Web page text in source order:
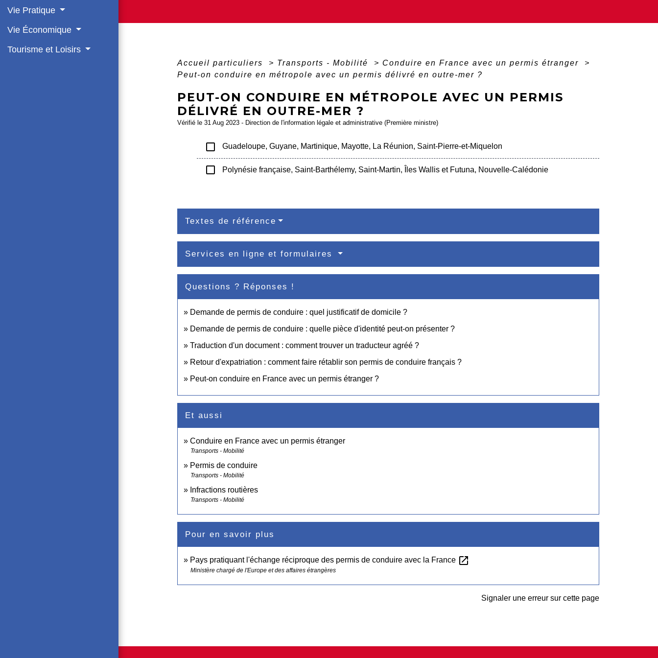
Vie Pratique
Vie Économique
Tourisme et Loisirs
Accueil particuliers > Transports - Mobilité > Conduire en France avec un permis étranger
>
Peut-on conduire en métropole avec un permis délivré en outre-mer ?
PEUT-ON CONDUIRE EN MÉTROPOLE AVEC UN PERMIS
DÉLIVRÉ EN OUTRE-MER ?
Vérifié le 31 Aug 2023 - Direction de l'information légale et administrative (Première ministre)
check_box_outline_blank Guadeloupe, Guyane, Martinique, Mayotte, La Réunion, Saint-Pierre-et-Miquelon
check_box_outline_blank Polynésie française, Saint-Barthélemy, Saint-Martin, Îles Wallis et Futuna, Nouvelle-Calédonie
Textes de référence
Services en ligne et formulaires
Questions ? Réponses !
Demande de permis de conduire : quel justificatif de domicile ?
Demande de permis de conduire : quelle pièce d'identité peut-on présenter ?
Traduction d'un document : comment trouver un traducteur agréé ?
Retour d'expatriation : comment faire rétablir son permis de conduire français ?
Peut-on conduire en France avec un permis étranger ?
Et aussi
Conduire en France avec un permis étranger
Transports - Mobilité
Permis de conduire
Transports - Mobilité
Infractions routières
Transports - Mobilité
Pour en savoir plus
Pays pratiquant l'échange réciproque des permis de conduire avec la France open_in_new
Ministère chargé de l'Europe et des affaires étrangères
Signaler une erreur sur cette page